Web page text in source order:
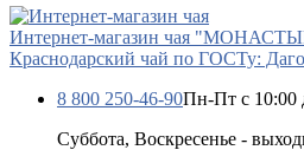
Интернет-магазин чая
Краснодарский чай по ГОСТу:
8 800 250-46-90Пн-Пт с 10:00
Суббота, Воскресенье -